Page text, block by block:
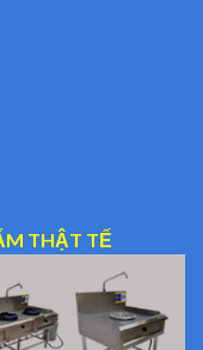
THẬT TẾ